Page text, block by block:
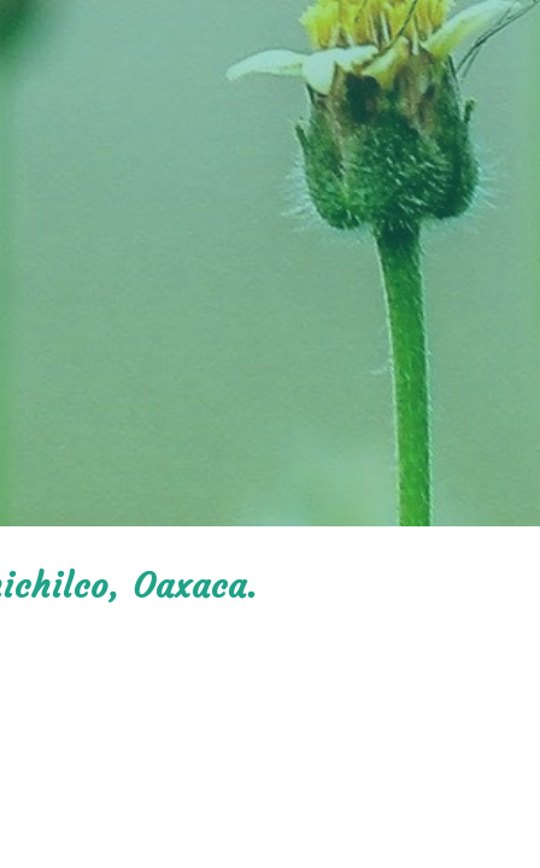
Oaxaca.